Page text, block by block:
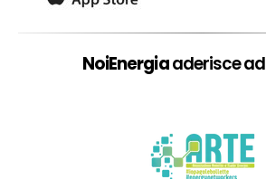
NoiEnergiaaderisce ad